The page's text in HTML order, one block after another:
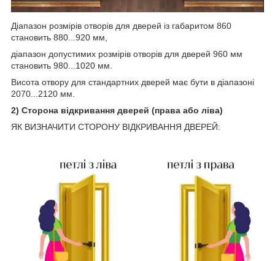
Діапазон розмірів отворів для дверей із габаритом 860
становить 880...920 мм,
діапазон допустимих розмірів отворів для дверей 960 мм
становить 980...1020 мм.
Висота отвору для стандартних дверей має бути в діапазоні
2070...2120 мм.
2) Сторона відкривання дверей (права або ліва)
ЯК ВИЗНАЧИТИ СТОРОНУ ВІДКРИВАННЯ ДВЕРЕЙ: